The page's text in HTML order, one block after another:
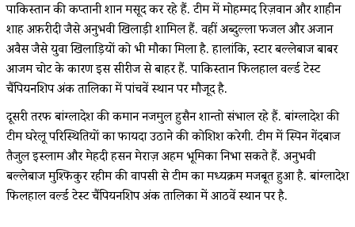
पाकिस्तान की कप्तानी शान मसूद कर रहे हैं. टीम में मोहम्मद रिज़वान और शाहीन
शाह अफ़रीदी जैसे अनुभवी खिलाड़ी शामिल हैं. वहीं अब्दुल्ला फजल और अजान
अवैस जैसे युवा खिलाड़ियों को भी मौका मिला है. हालांकि, स्टार बल्लेबाज बाबर
आजम चोट के कारण इस सीरीज से बाहर हैं. पाकिस्तान फिलहाल वर्ल्ड टेस्ट
चैंपियनशिप अंक तालिका में पांचवें स्थान पर मौजूद है.
दूसरी तरफ बांग्लादेश की कमान नजमुल हुसैन शान्तो संभाल रहे हैं. बांग्लादेश की
टीम घरेलू परिस्थितियों का फायदा उठाने की कोशिश करेगी. टीम में स्पिन गेंदबाज
तैजुल इस्लाम और मेहदी हसन मेराज़ अहम भूमिका निभा सकते हैं. अनुभवी
बल्लेबाज मुश्फिकुर रहीम की वापसी से टीम का मध्यक्रम मजबूत हुआ है. बांग्लादेश
फिलहाल वर्ल्ड टेस्ट चैंपियनशिप अंक तालिका में आठवें स्थान पर है.